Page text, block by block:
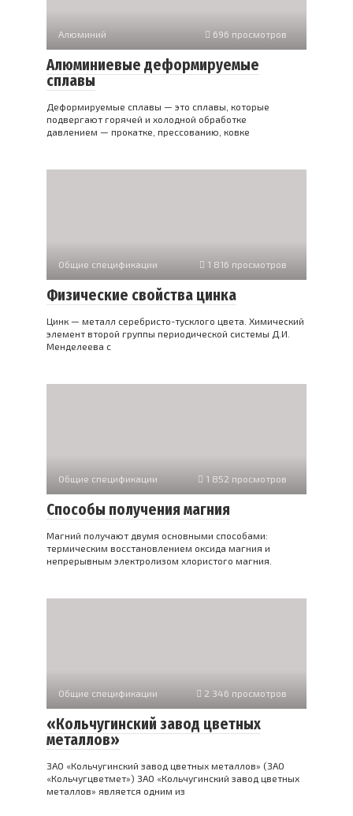
Алюминий 696 просмотров
Алюминиевые деформируемые
сплавы
Деформируемые сплавы — это сплавы, которые
подвергают горячей и холодной обработке
давлением — прокатке, прессованию, ковке
Общие спецификации 1 816 просмотров
Физические свойства цинка
Цинк — металл серебристо-тусклого цвета. Химический
элемент второй группы периодической системы Д.И.
Менделеева с
Общие спецификации 1 852 просмотров
Способы получения магния
Магний получают двумя основными способами:
термическим восстановлением оксида магния и
непрерывным электролизом хлористого магния.
Общие спецификации 2 346 просмотров
«Кольчугинский завод цветных
металлов»
ЗАО «Кольчугинский завод цветных металлов» (ЗАО
«Кольчугцветмет») ЗАО «Кольчугинский завод цветных
металлов» является одним из